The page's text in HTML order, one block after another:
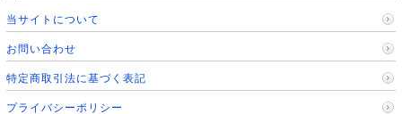
当サイトについて
お問い合わせ
特定商取引法に基づく表記
プライバシーポリシー